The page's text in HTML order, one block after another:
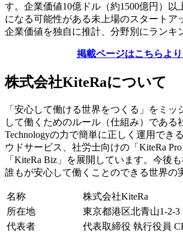
す。企業価値10億ドル（約1500億円）以
になる可能性がある未上場のスタートア
企業価値を独自に推計、分野別にランキ
掲載ページはこちらよ
株式会社KiteRaについて
「安心して働ける世界をつくる」をミッ
して働くためのルール（仕組み）である
Technologyの力で簡単に正しく運用でき
ウドサービス、社労士向けの「KiteRa
「KiteRa Biz」を展開しています。今後
誰もが安心して働くことのできる世界の
名称
株式会社KiteRa
所在地
東京都港区北青山1-2-
代表者
代表取締役 執行役員